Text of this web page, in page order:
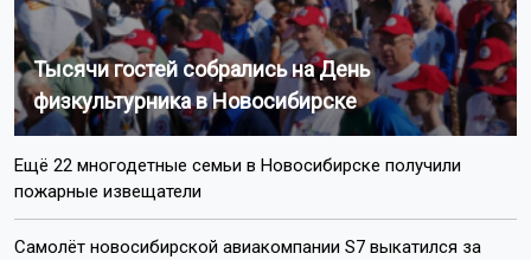
Тысячи гостей собрались на День
физкультурника в Новосибирске
Ещё 22 многодетные семьи в Новосибирске получили
пожарные извещатели
Самолёт новосибирской авиакомпании S7 выкатился за